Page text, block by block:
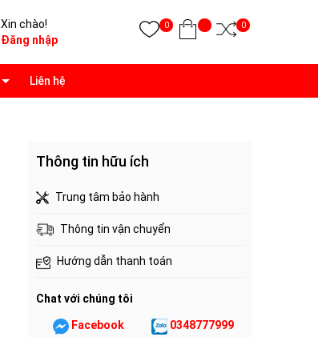
Xin chào!
Đăng nhập
0 0
Liên hệ
Thông tin hữu ích
Trung tâm bảo hành
Thông tin vận chuyển
Hướng dẫn thanh toán
Chat với chúng tôi
Facebook 0348777999